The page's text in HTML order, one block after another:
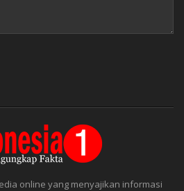
online yang menyajikan informasi